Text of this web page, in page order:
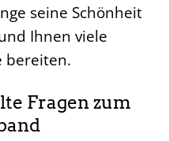
seine Schönheit
Ihnen viele
bereiten.
Fragen zum